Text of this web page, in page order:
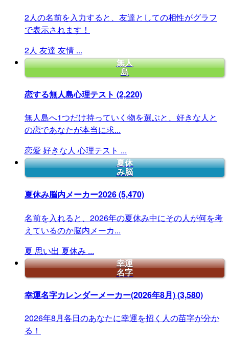
2人の名前を入力すると、友達としての相性がグラフ
で表示されます！
2人 友達 友情 ...
無人
島
恋する無人島心理テスト (2,220)
無人島へ1つだけ持っていく物を選ぶと、好きな人と
の恋であなたが本当に求...
恋愛 好きな人 心理テスト ...
夏休
み脳
夏休み脳内メーカー2026(5,470)
名前を入れると、2026年の夏休み中にその人が何を考
えているのか脳内メーカ...
夏 思い出 夏休み ...
幸運
名字
幸運名字カレンダーメーカー(2026年8月)(3,580)
2026年8月各日のあなたに幸運を招く人の苗字が分か
る！